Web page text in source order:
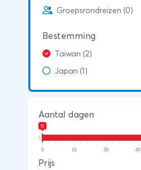
Groepsrondreizen (0)
Bestemming
Taiwan (2)
Japan (1)
Aantal dagen
0
0 15 30 45
Prijs